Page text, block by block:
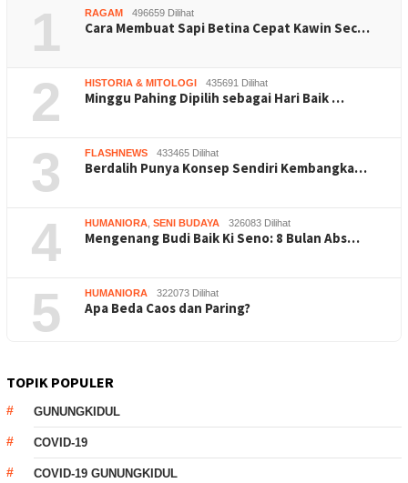
1 RAGAM 496659 Dilihat
Cara Membuat Sapi Betina Cepat Kawin Sec…
2 HISTORIA & MITOLOGI 435691 Dilihat
Minggu Pahing Dipilih sebagai Hari Baik …
3 FLASHNEWS 433465 Dilihat
Berdalih Punya Konsep Sendiri Kembangka…
4 HUMANIORA SENI BUDAYA 326083 Dilihat
Mengenang Budi Baik Ki Seno: 8 Bulan Abs…
5 HUMANIORA 322073 Dilihat
Apa Beda Caos dan Paring?
TOPIK POPULER
GUNUNGKIDUL
COVID-19
COVID-19 GUNUNGKIDUL